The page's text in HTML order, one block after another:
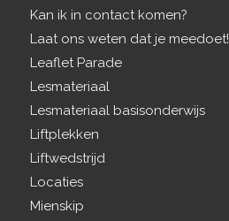
Kan ik in contact komen?
Laat ons weten dat je meedoet!
Leaflet Parade
Lesmateriaal
Lesmateriaal basisonderwijs
Liftplekken
Liftwedstrijd
Locaties
Mienskip